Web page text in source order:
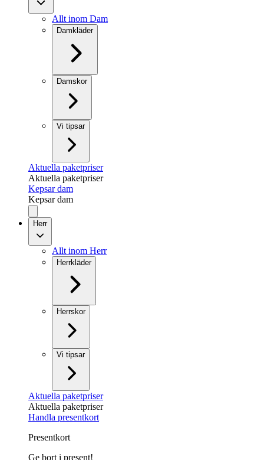
Allt inom Dam
Damkläder
Damskor
Vi tipsar
Aktuella paketpriser
Aktuella paketpriser
Kepsar dam
Kepsar dam
Herr
Allt inom Herr
Herrkläder
Herrskor
Vi tipsar
Aktuella paketpriser
Aktuella paketpriser
Handla presentkort
Presentkort
Ge bort i present!